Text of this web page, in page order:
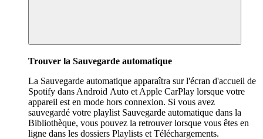
Trouver la Sauvegarde automatique
La Sauvegarde automatique apparaîtra sur l'écran d'accueil de
Spotify dans Android Auto et Apple CarPlay lorsque votre
appareil est en mode hors connexion. Si vous avez
sauvegardé votre playlist Sauvegarde automatique dans la
Bibliothèque, vous pouvez la retrouver lorsque vous êtes en
ligne dans les dossiers Playlists et Téléchargements.